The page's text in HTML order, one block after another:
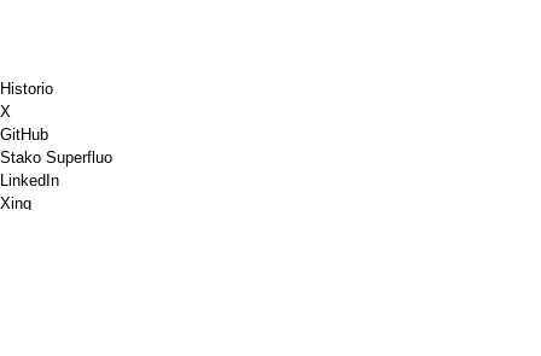
Historio
X
GitHub
Stako Superfluo
LinkedIn
Xing